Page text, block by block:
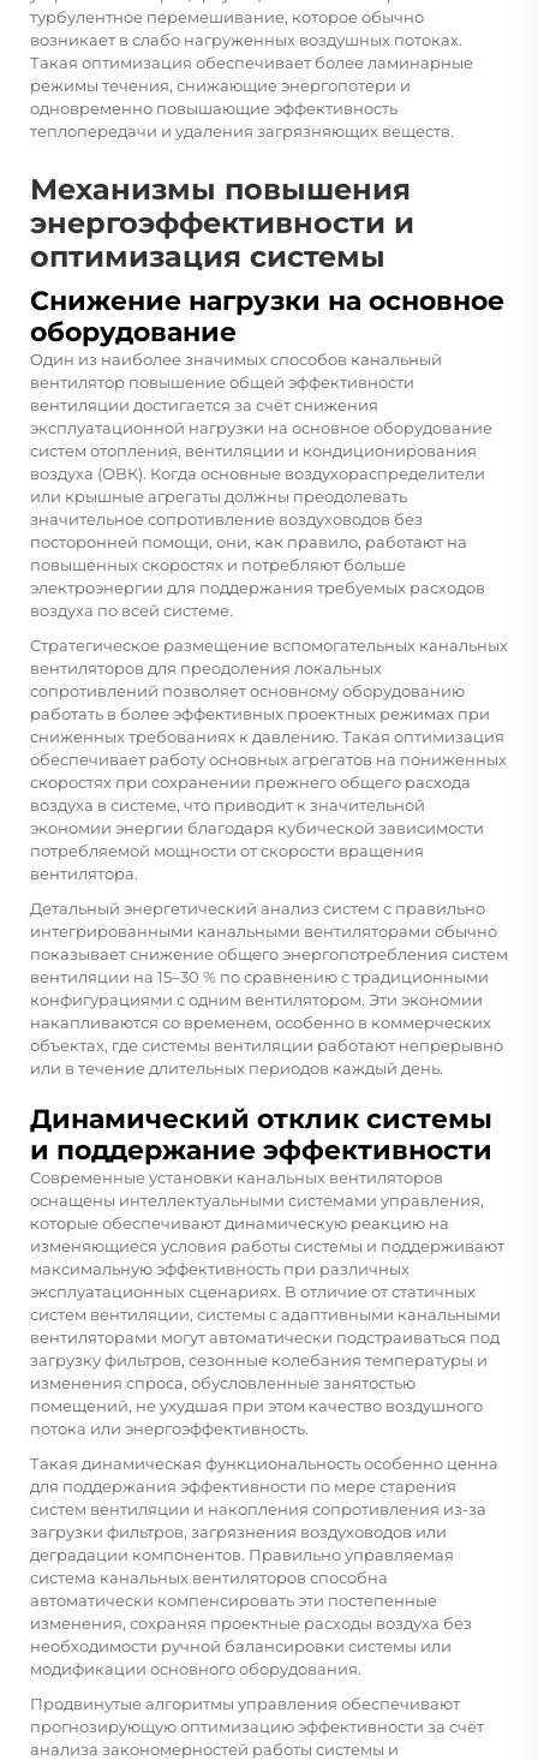
турбулентное перемешивание, которое обычно
возникает в слабо нагруженных воздушных потоках.
Такая оптимизация обеспечивает более ламинарные
режимы течения, снижающие энергопотери и
одновременно повышающие эффективность
теплопередачи и удаления загрязняющих веществ.
Механизмы повышения
энергоэффективности и
оптимизация системы
Снижение нагрузки на основное
оборудование
Один из наиболее значимых способов канальный
вентилятор повышение общей эффективности
вентиляции достигается за счёт снижения
эксплуатационной нагрузки на основное оборудование
систем отопления, вентиляции и кондиционирования
воздуха (ОВК). Когда основные воздухораспределители
или крышные агрегаты должны преодолевать
значительное сопротивление воздуховодов без
посторонней помощи, они, как правило, работают на
повышенных скоростях и потребляют больше
электроэнергии для поддержания требуемых расходов
воздуха по всей системе.
Стратегическое размещение вспомогательных канальных
вентиляторов для преодоления локальных
сопротивлений позволяет основному оборудованию
работать в более эффективных проектных режимах при
сниженных требованиях к давлению. Такая оптимизация
обеспечивает работу основных агрегатов на пониженных
скоростях при сохранении прежнего общего расхода
воздуха в системе, что приводит к значительной
экономии энергии благодаря кубической зависимости
потребляемой мощности от скорости вращения
вентилятора.
Детальный энергетический анализ систем с правильно
интегрированными канальными вентиляторами обычно
показывает снижение общего энергопотребления систем
вентиляции на 15–30 % по сравнению с традиционными
конфигурациями с одним вентилятором. Эти экономии
накапливаются со временем, особенно в коммерческих
объектах, где системы вентиляции работают непрерывно
или в течение длительных периодов каждый день.
Динамический отклик системы
и поддержание эффективности
Современные установки канальных вентиляторов
оснащены интеллектуальными системами управления,
которые обеспечивают динамическую реакцию на
изменяющиеся условия работы системы и поддерживают
максимальную эффективность при различных
эксплуатационных сценариях. В отличие от статичных
систем вентиляции, системы с адаптивными канальными
вентиляторами могут автоматически подстраиваться под
загрузку фильтров, сезонные колебания температуры и
изменения спроса, обусловленные занятостью
помещений, не ухудшая при этом качество воздушного
потока или энергоэффективность.
Такая динамическая функциональность особенно ценна
для поддержания эффективности по мере старения
систем вентиляции и накопления сопротивления из-за
загрузки фильтров, загрязнения воздуховодов или
деградации компонентов. Правильно управляемая
система канальных вентиляторов способна
автоматически компенсировать эти постепенные
изменения, сохраняя проектные расходы воздуха без
необходимости ручной балансировки системы или
модификации основного оборудования.
Продвинутые алгоритмы управления обеспечивают
прогнозирующую оптимизацию эффективности за счёт
анализа закономерностей работы системы и